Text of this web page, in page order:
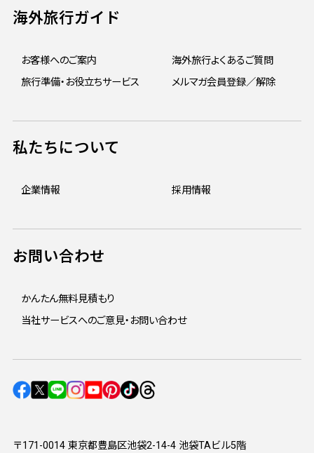
〒171-0014 東京都豊島区池袋2-14-4 池袋TAビル5階
海外旅行ガイド
お客様へのご案内
海外旅行よくあるご質問
旅行準備・お役立ちサービス
メルマガ会員登録／解除
私たちについて
企業情報 採用情報
お問い合わせ
かんたん無料見積もり
当社サービスへのご意見・お問い合わせ